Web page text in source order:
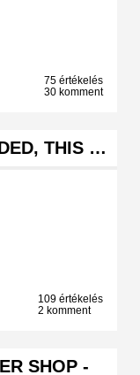
75 értékelés
30 komment
THIS …
109 értékelés
2 komment
SHOP -